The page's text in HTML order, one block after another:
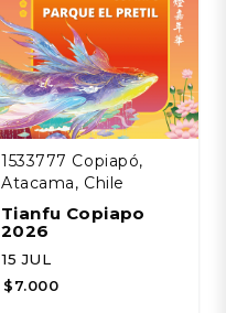
1533777 Copiapó,
Atacama, Chile
Tianfu Copiapo
2026
15 JUL
$7.000